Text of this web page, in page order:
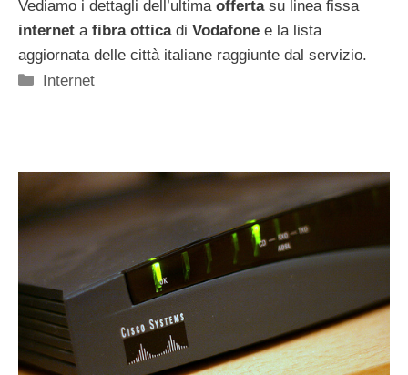
Vediamo i dettagli dell’ultima offertasu linea fissa
internet a fibra otticadi Vodafone e la lista
aggiornata delle città italiane raggiunte dal servizio.
Categorie
Internet